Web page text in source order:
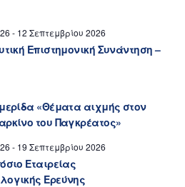
- 12 Σεπτεμβρίου 2026
Επιστημονική Συνάντηση –
«Θέματα αιχμής στον
του Παγκρέατος»
- 19 Σεπτεμβρίου 2026
Εταιρείας
Ερεύνης